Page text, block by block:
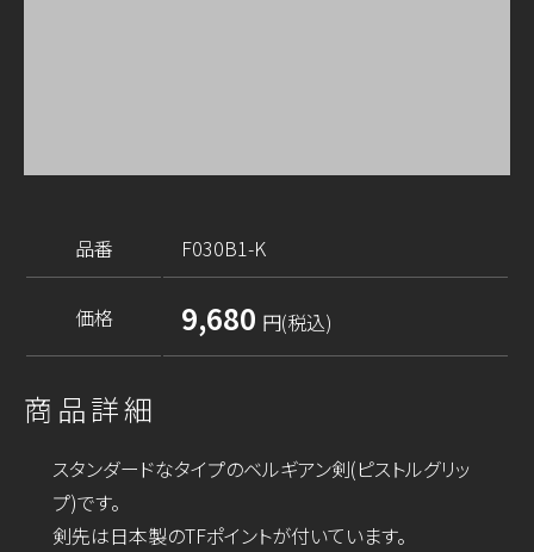
品番 F030B1-K
価格 9,680 円(税込)
商品詳細
スタンダードなタイプのベルギアン剣(ピストルグリッ
プ)です。
剣先は日本製のTFポイントが付いています。